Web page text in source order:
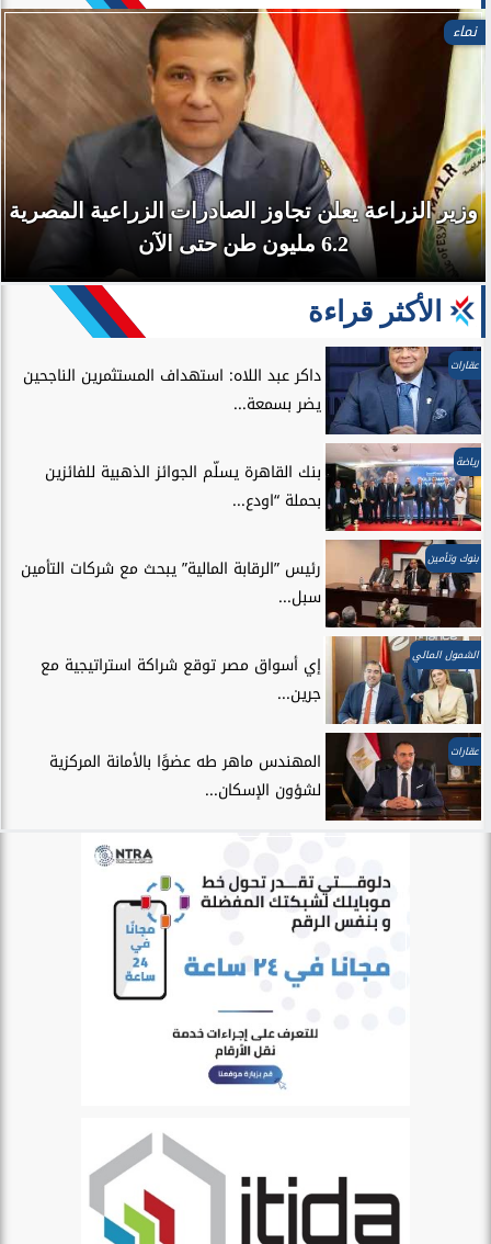
نماء
وزير الزراعة يعلن تجاوز الصادرات الزراعية المصرية
6.2 مليون طن حتى الآن
الأكثر قراءة
عقارات
داكر عبد اللاه: استهداف المستثمرين الناجحين
يضر بسمعة...
رياضة
بنك القاهرة يسلّم الجوائز الذهبية للفائزين
بحملة “اودع...
بنوك وتأمين
رئيس ”الرقابة المالية” يبحث مع شركات التأمين
سبل...
الشمول المالي
إي أسواق مصر توقع شراكة استراتيجية مع
جرين...
عقارات
المهندس ماهر طه عضوًا بالأمانة المركزية
لشؤون الإسكان...